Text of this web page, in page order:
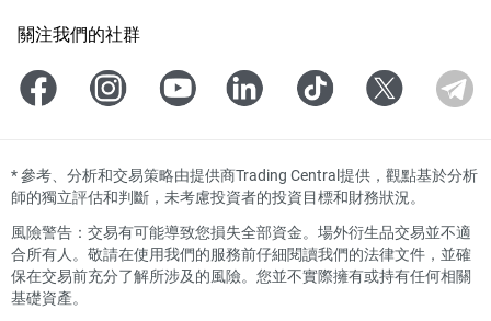
關注我們的社群
*參考、分析和交易策略由提供商Trading Central提供，觀點基於分析
師的獨立評估和判斷，未考慮投資者的投資目標和財務狀況。
風險警告：交易有可能導致您損失全部資金。場外衍生品交易並不適
合所有人。敬請在使用我們的服務前仔細閱讀我們的法律文件，並確
保在交易前充分了解所涉及的風險。您並不實際擁有或持有任何相關
基礎資產。